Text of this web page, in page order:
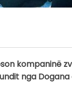
kompaninë
nga